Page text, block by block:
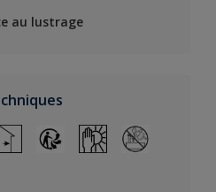
au lustrage